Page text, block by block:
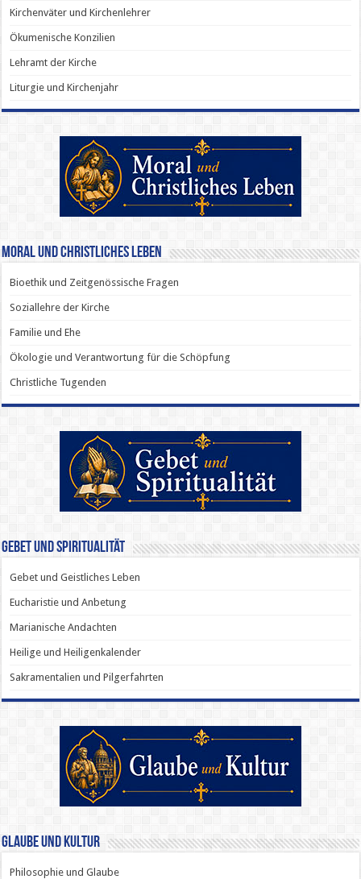
Kirchenväter und Kirchenlehrer
Ökumenische Konzilien
Lehramt der Kirche
Liturgie und Kirchenjahr
Moral und Christliches Leben
Bioethik und Zeitgenössische Fragen
Soziallehre der Kirche
Familie und Ehe
Ökologie und Verantwortung für die Schöpfung
Christliche Tugenden
Gebet und Spiritualität
Gebet und Geistliches Leben
Eucharistie und Anbetung
Marianische Andachten
Heilige und Heiligenkalender
Sakramentalien und Pilgerfahrten
Glaube und Kultur
Philosophie und Glaube